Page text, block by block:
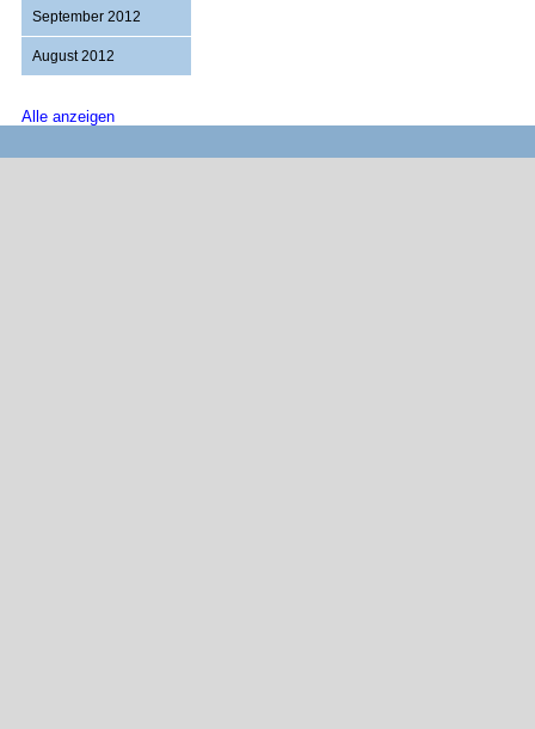
September 2012
August 2012
Alle anzeigen